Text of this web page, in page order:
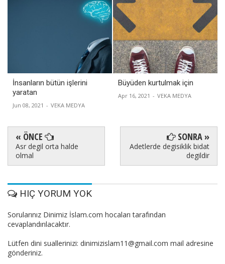
İnsanların bütün işlerini
yaratan
Jun 08, 2021 - VEKA MEDYA
Büyüden kurtulmak için
Apr 16, 2021 - VEKA MEDYA
« ÖNCE
Asr degil orta halde
olmal
SONRA »
Adetlerde degisiklik bidat
degildir
HIÇ YORUM YOK
Sorularınız Dinimiz İslam.com hocaları tarafından
cevaplandırılacaktır.
Lütfen dini suallerinizi: dinimizislam11@gmail.com mail adresine
gönderiniz.